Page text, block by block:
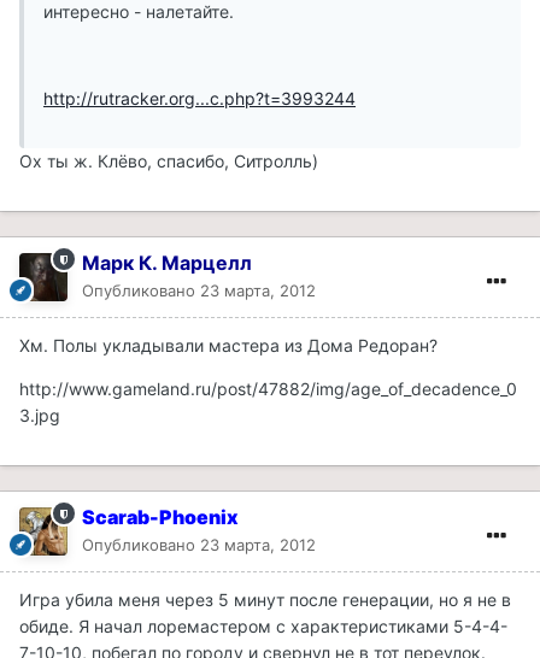
интересно - налетайте.
http://rutracker.org...c.php?t=3993244
Ох ты ж. Клёво, спасибо, Ситролль)
Марк К. Марцелл
Опубликовано 23 марта, 2012
Хм. Полы укладывали мастера из Дома Редоран?
http://www.gameland.ru/post/47882/img/age_of_decadence_0
3.jpg
Scarab-Phoenix
Опубликовано 23 марта, 2012
Игра убила меня через 5 минут после генерации, но я не в
обиде. Я начал лоремастером с характеристиками 5-4-4-
7-10-10, побегал по городу и свернул не в тот переулок.